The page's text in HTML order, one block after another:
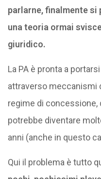
parlarne, finalmente
una teoria ormai
giuridico.
La PA è pronta a
attraverso meccanismi
regime di concessione,
potrebbe diventare
anni (anche in questo
Qui il problema è tutto